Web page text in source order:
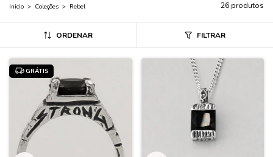
Início > Coleções > Rebel 26 produtos
ORDENAR FILTRAR
GRÁTIS